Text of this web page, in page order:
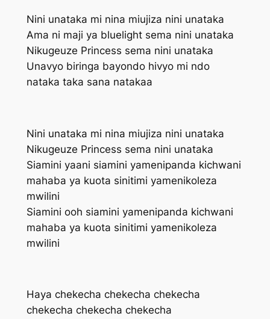
Nini unataka mi nina miujiza nini unataka
Ama ni maji ya bluelight sema nini unataka
Nikugeuze Princess sema nini unataka
Unavyo biringa bayondo hivyo mi ndo
nataka taka sana natakaa
Nini unataka mi nina miujiza nini unataka
Nikugeuze Princess sema nini unataka
Siamini yaani siamini yamenipanda kichwani
mahaba ya kuota sinitimi yamenikoleza
mwilini
Siamini ooh siamini yamenipanda kichwani
mahaba ya kuota sinitimi yamenikoleza
mwilini
Haya chekecha chekecha chekecha
chekecha chekecha chekecha